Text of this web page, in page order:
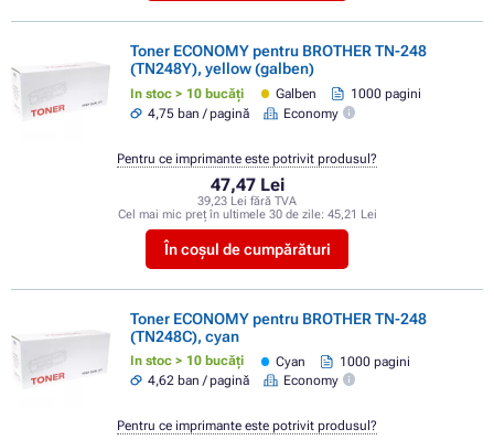
Toner ECONOMY pentru BROTHER TN-248
(TN248Y), yellow (galben)
In stoc > 10 bucăți Galben
1000 pagini
4,75 ban / pagină
Economy
47,47 Lei
39,23 Lei fără TVA
Cel mai mic preț în ultimele 30 de zile: 45,21 Lei
În coșul de cumpărături
Pentru ce imprimante este potrivit produsul?
Toner ECONOMY pentru BROTHER TN-248
(TN248C), cyan
In stoc > 10 bucăți Cyan
1000 pagini
4,62 ban / pagină
Economy
Pentru ce imprimante este potrivit produsul?